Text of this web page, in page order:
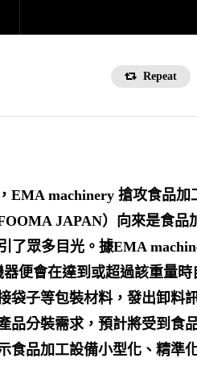
Repeat
EMA machinery 搶攻食品加
JAPAN）向來是食
了眾多目光。據EMA
便會在達到或超過該重量時
袋子等包裝材料，發出卸料
品分裝需求，預計將受到食
食品加工設備小型化、精準